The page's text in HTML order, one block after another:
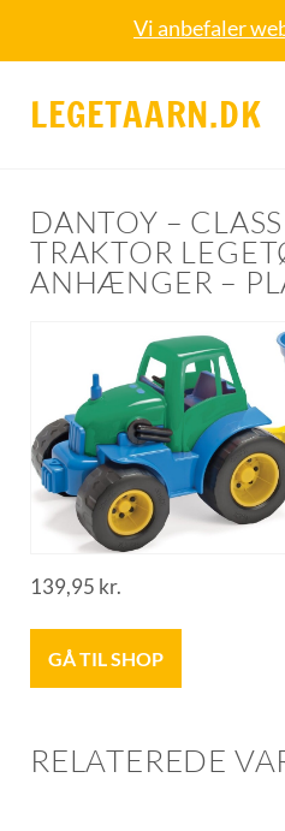
Vi anbefaler
LEGETAARN.DK
DANTOY –
TRAKTOR
ANHÆNGER –
139,95 kr.
GÅ TIL SHOP
RELATEREDE